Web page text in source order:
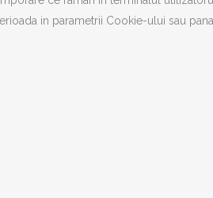
in parametrii Cookie-ului sau